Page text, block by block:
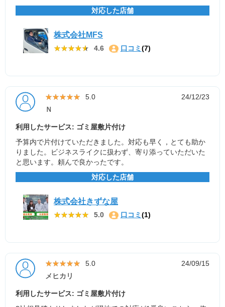
対応した店舗
株式会社MFS
★★★★★
★★★★★ 4.6 口コミ (7)
★★★★★
★★★★★ 5.0
24/12/23
Ｎ
利用したサービス: ゴミ屋敷片付け
予算内で片付けていただきました。対応も早く，とても助か
りました。ビジネスライクに扱わず、寄り添っていただいた
と思います。頼んで良かったです。
対応した店舗
株式会社きずな屋
★★★★★
★★★★★ 5.0 口コミ (1)
★★★★★
★★★★★ 5.0
24/09/15
メヒカリ
利用したサービス: ゴミ屋敷片付け